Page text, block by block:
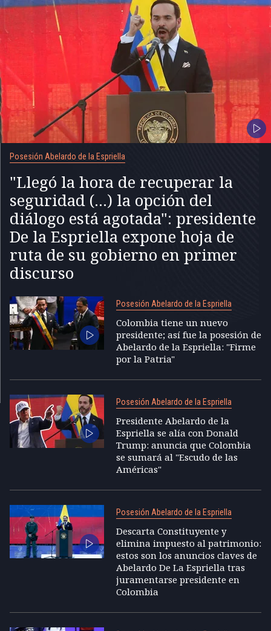
Posesión Abelardo de la Espriella
"Llegó la hora de recuperar la
seguridad (...) la opción del
diálogo está agotada": presidente
De la Espriella expone hoja de
ruta de su gobierno en primer
discurso
Posesión Abelardo de la Espriella
Colombia tiene un nuevo
presidente; así fue la posesión de
Abelardo de la Espriella: "Firme
por la Patria"
Posesión Abelardo de la Espriella
Presidente Abelardo de la
Espriella se alía con Donald
Trump: anuncia que Colombia
se sumará al "Escudo de las
Américas"
Posesión Abelardo de la Espriella
Descarta Constituyente y
elimina impuesto al patrimonio:
estos son los anuncios claves de
Abelardo De La Espriella tras
juramentarse presidente en
Colombia